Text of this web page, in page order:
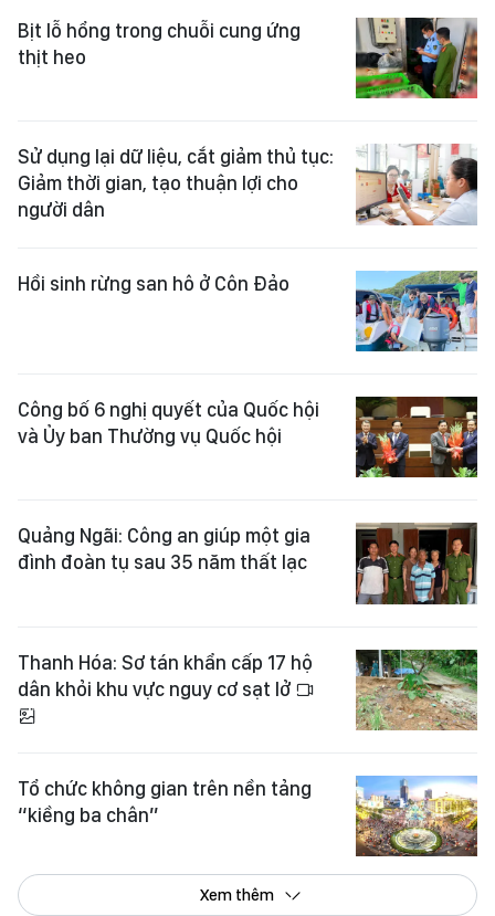
Bịt lỗ hổng trong chuỗi cung ứng
thịt heo
Sử dụng lại dữ liệu, cắt giảm thủ tục:
Giảm thời gian, tạo thuận lợi cho
người dân
Hồi sinh rừng san hô ở Côn Đảo
Công bố 6 nghị quyết của Quốc hội
và Ủy ban Thường vụ Quốc hội
Quảng Ngãi: Công an giúp một gia
đình đoàn tụ sau 35 năm thất lạc
Thanh Hóa: Sơ tán khẩn cấp 17 hộ
dân khỏi khu vực nguy cơ sạt lở
Tổ chức không gian trên nền tảng
“kiềng ba chân”
Xem thêm